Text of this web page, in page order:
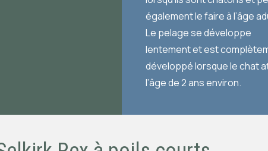
également le faire à l’âge
Le pelage se développe
lentement et est
développé lorsque le chat
l’âge de 2 ans environ.